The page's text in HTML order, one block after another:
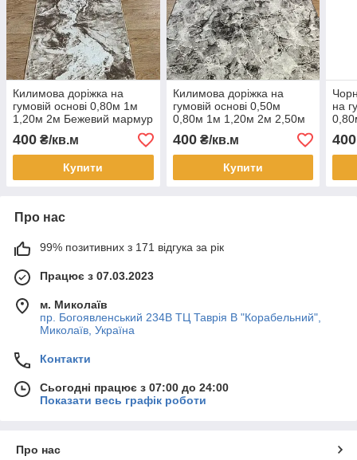
Килимова доріжка на
гумовій основі 0,80м 1м
1,20м 2м Бежевий мармур
ATHENS
400 ₴/кв.м
Купити
Килимова доріжка на
гумовій основі 0,50м
0,80м 1м 1,20м 2м 2,50м
3м Сірий мармур
400₴/кв.м
Купити
на
400
Про нас
99% позитивних з 171 відгука за рік
Працює з 07.03.2023
м. Миколаїв
пр. Богоявленський 234В ТЦ Таврія В "Корабельний",
Миколаїв, Україна
Контакти
Сьогодні працює з 07:00 до 24:00
Показати весь графік роботи
Про нас